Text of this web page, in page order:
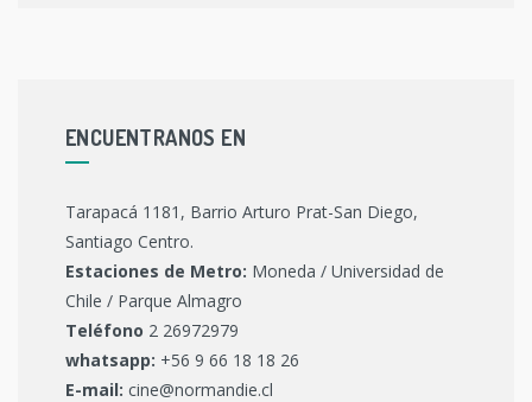
ENCUENTRANOS EN
Tarapacá 1181, Barrio Arturo Prat-San Diego,
Santiago Centro.
Estaciones de Metro: Moneda / Universidad de
Chile / Parque Almagro
Teléfono 2 26972979
whatsapp: +56 9 66 18 18 26
E-mail: cine@normandie.cl